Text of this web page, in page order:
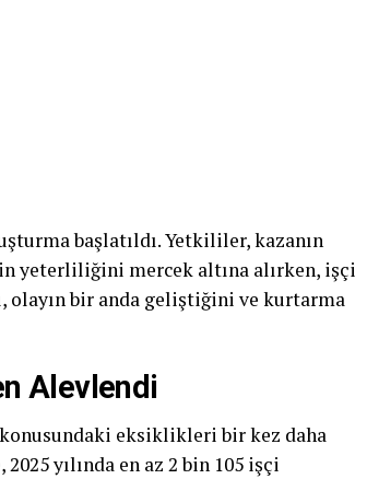
başlatıldı. Yetkililer, kazanın
yeterliliğini mercek altına alırken, işçi
olayın bir anda geliştiğini ve kurtarma
Alevlendi
konusundaki eksiklikleri bir kez daha
yılında en az 2 bin 105 işçi